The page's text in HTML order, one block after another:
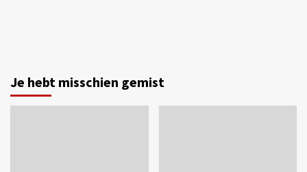
Je hebt misschien gemist